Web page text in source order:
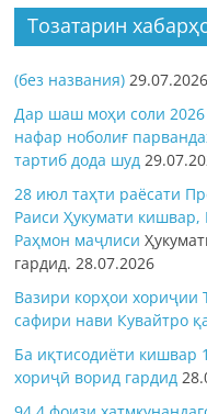
Тозатарин
(без названия) 29.07.2026
Дар шаш моҳи соли 2026
нафар ноболиғ
тартиб дода шуд
28 июл таҳти раёсати
Раиси Ҳукумати
Раҳмон маҷлиси
гардид.28.07.2026
Вазири корҳои хориҷии
сафири нави Кувайтро
Ба иқтисодиёти кишвар
хориҷӣ ворид гардид